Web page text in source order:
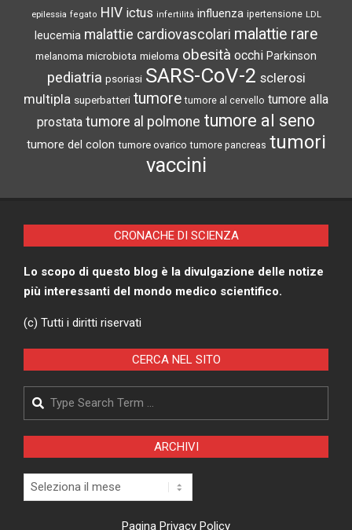
epilessia fegato HIV ictus infertilità influenza ipertensione LDL
leucemia malattie cardiovascolari malattie rare
melanoma microbiota mieloma obesità occhi Parkinson
pediatria psoriasi SARS-CoV-2 sclerosi
multipla superbatteri tumore tumore al cervello tumore alla
prostata tumore al polmone tumore al seno
tumore del colon tumore ovarico tumore pancreas tumori
vaccini
CRONACHE DI SCIENZA
Lo scopo di questo blog è la divulgazione delle notize
più interessanti del mondo medico scientifico.
(c) Tutti i diritti riservati
CERCA NEL SITO
Search
ARCHIVI
Archivi
Pagina Privacy Policy